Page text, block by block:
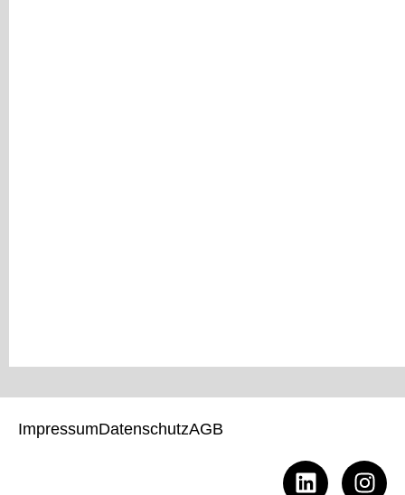
ImpressumDatenschutzAGB